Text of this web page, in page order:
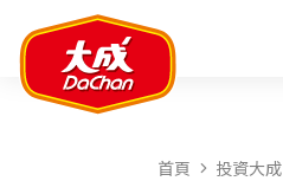
首頁 投資大成